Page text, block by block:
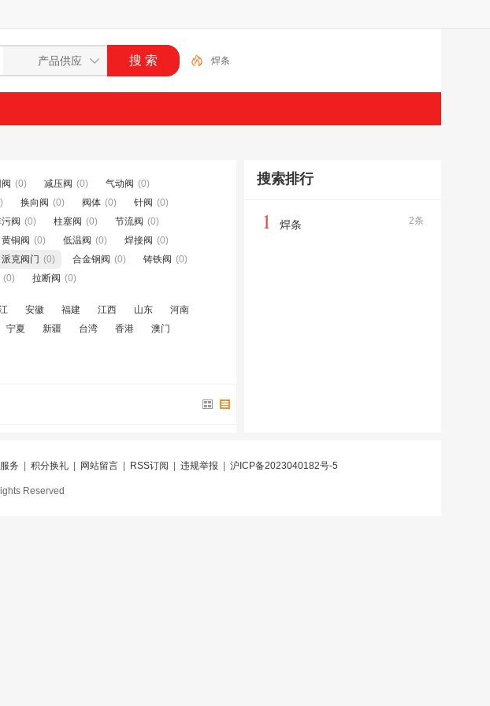
焊条
(0) 减压阀 (0) 气动阀 (0)
换向阀 (0) 阀体 (0) 针阀 (0)
阀 (0) 柱塞阀 (0) 节流阀 (0)
黄铜阀 (0) 低温阀 (0) 焊接阀 (0)
派克阀门 (0) 合金钢阀 (0) 铸铁阀 (0)
(0) 拉断阀 (0)
安徽 福建 江西 山东
河南
宁夏 新疆 台湾 香港 澳门
搜索排行
2条
1 焊条
务 积分换礼| 网站留言| RSS订阅 违规举报 沪ICP备2023040182号-5
Reserved